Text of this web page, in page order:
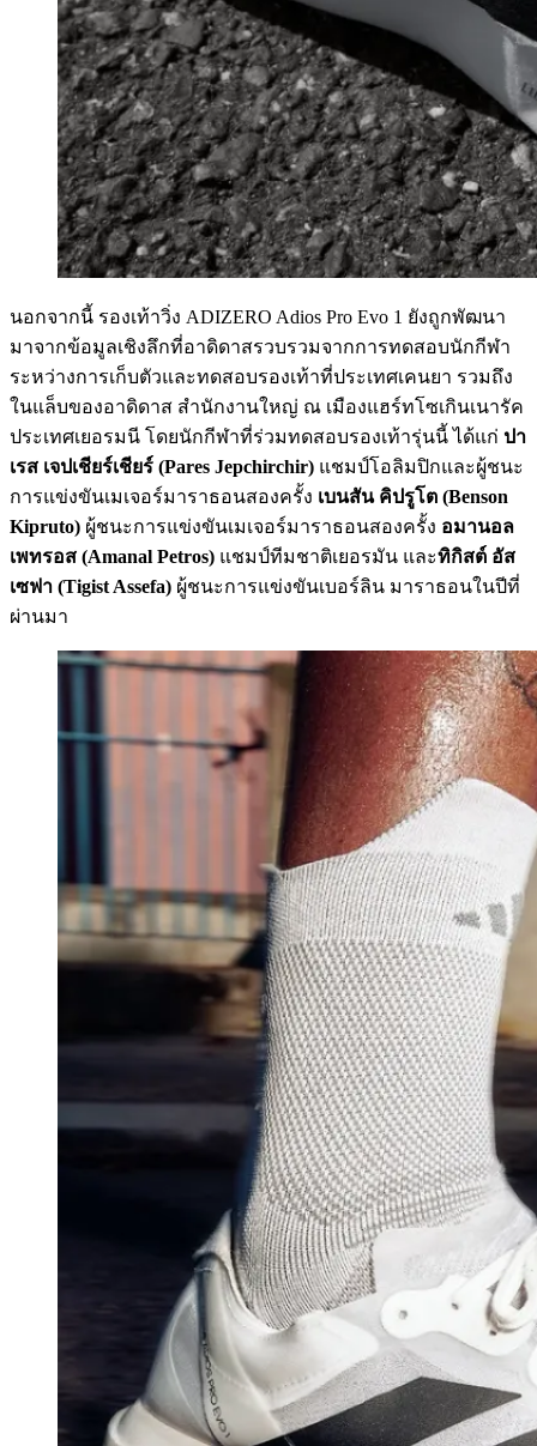
นอกจากนี้ รองเท้าวิ่ง ADIZERO Adios Pro Evo 1 ยังถูกพัฒนา
มาจากข้อมูลเชิงลึกที่อาดิดาสรวบรวมจากการทดสอบนักกีฬา
ระหว่างการเก็บตัวและทดสอบรองเท้าที่ประเทศเคนยา รวมถึง
ในแล็บของอาดิดาส สำนักงานใหญ่ ณ เมืองแฮร์ทโซเกินเนารัค
ประเทศเยอรมนี โดยนักกีฬาที่ร่วมทดสอบรองเท้ารุ่นนี้ ได้แก่ ปา
เรส เจปเชียร์เชียร์ (Pares Jepchirchir) แชมป์โอลิมปิกและผู้ชนะ
การแข่งขันเมเจอร์มาราธอนสองครั้ง เบนสัน คิปรูโต (Benson
Kipruto) ผู้ชนะการแข่งขันเมเจอร์มาราธอนสองครั้ง อมานอล
เพทรอส (Amanal Petros) แชมป์ทีมชาติเยอรมัน และทิกิสต์ อัส
เซฟา (Tigist Assefa) ผู้ชนะการแข่งขันเบอร์ลิน มาราธอนในปีที่
ผ่านมา